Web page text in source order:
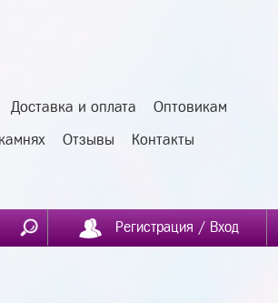
Доставка и оплата Оптовикам
Отзывы Контакты
Регистрация / Вход